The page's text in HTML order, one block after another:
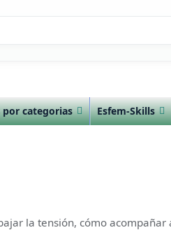
por categorias Esfem-Skills
la tensión, cómo acompañar